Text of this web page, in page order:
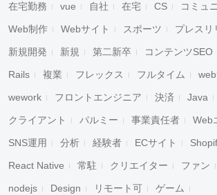
在宅勤務 vue 自社 在宅 CS コミュ
Web制作 Webサイト スポーツ プレスリ
新規開発 新規 第二新卒 コンテンツSEO
Rails 複業 フレックス フルタイム
wework フロントエンジニア 決済 Java
クライアント パルミー 事業責任者 Web
SNS運用 分析 経験者 ECサイト
React Native 常駐 クリエイター ファン
nodejs Design リモート可 ゲーム